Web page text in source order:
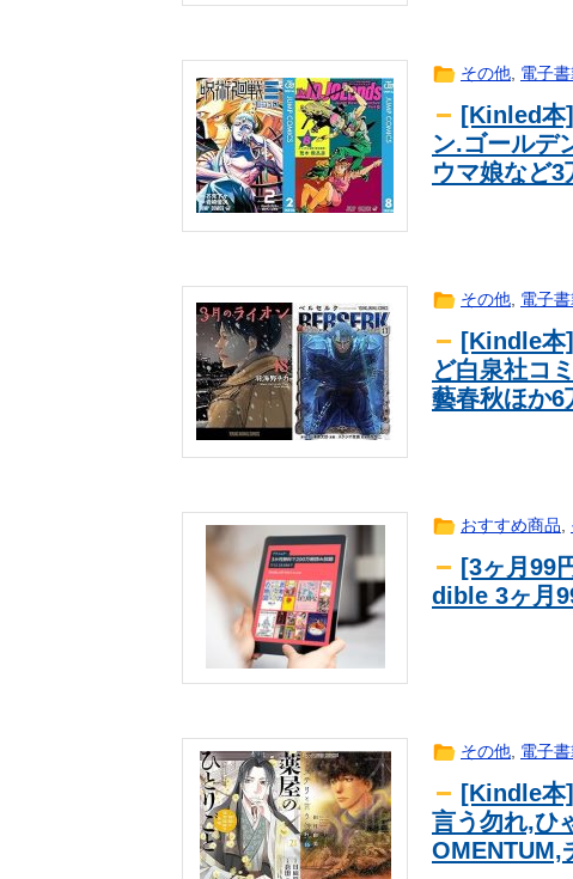
一般 【画像】本田望結ちゃん下から見ても豊
日向坂 【日向坂46】Zepp Osaka、客席が想像
一般 【当時は･･･】数年前の米、5kg1150円
一般 人生に疲れたから台湾を一周してきた
一般 【動画像】上戸彩さん(40)、パンパンす
【日向坂46】初日から激アツの内容！！
一般 【朗報】美人声優の井口裕香さん、ちい
一般 【画像】田中沙友利ちゃんが高身長美
一般 【画像】 パッパ「妻と子供と海に来た
一般 【実況・雑談用】8/5公式戦 横浜DeNA
一般
今田耕司、レーシックに否定的なワケ「
【朗報】浴衣姿の菅原咲月、ガチで大変
一般
【ワンピース】ゾロ「女だぞ」エネル
ｗ
日向坂 【日向坂46】話題のグッズ、案の定売
一般 【画像】今月、誕生日を迎えた佐藤美波
一般 【画像】正鋳真優ちゃんさんが美少女す
一般 透け透け！！ 山本里菜アナ【GIF動画あ
一般 【画像】こちらが神に選ばれた肉体のグ
一般 【議論】一番美味い家系ラーメンってど
一般
【東大】 研究室サイトに「六四天安門
波紋
一般 【画像】最新のライザ、まだイケるｗｗ
一般
【東大】 研究室サイトに「六四天安門
その他, 電子
[Kinled本
ン.ゴールデ
ウマ娘など3
その他, 電子
[Kindle本
ど白泉社コ
藝春秋ほか6
おすすめ商品,
[3ヶ月99
dible 3ヶ月
その他, 電子
[Kindle本
言う勿れ,ひ
OMENTUM,